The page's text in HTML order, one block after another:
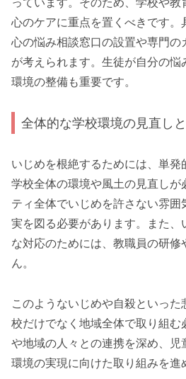
心のケアに重点を置くべきです。
心の悩み相談窓口の設置や専門の
が考えられます。生徒が自分の悩
環境の整備も重要です。
全体的な学校環境の見直し
いじめを根絶するためには、単発
学校全体の環境や風土の見直しが
ティ全体でいじめを許さない雰
実を図る必要があります。また、
な対応のためには、教職員の研
ん。
このようないじめや自殺といっ
校だけでなく地域全体で取り組む
や地域の人々との連携を深め、児
環境の実現に向けた取り組みを進